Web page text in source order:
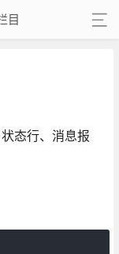
目
态行、消息报